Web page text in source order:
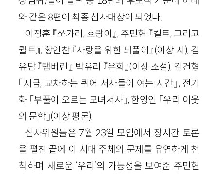
와 같은 8편이 최종 심사대상이 되었다.
이정훈 『쏘가리, 호랑이』, 주민현 『킬트, 그리고
퀼트』, 황인찬 『사랑을 위한 되풀이』(이상 시), 김
유담 『탬버린』, 박유리 『은희』(이상 소설), 김건형
「지금, 교차하는 퀴어 서사들이 여는 시간」, 전기
화 「부풀어 오르는 모녀서사」, 한영인 「우리 이웃
의 문학」(이상 평론).
심사위원들은 7월 23일 모임에서 장시간 토론
을 펼친 끝에 이 시대 주체의 문제를 유연하게 천
착하며 새로운 ‘우리’의 가능성을 보여준 주민현